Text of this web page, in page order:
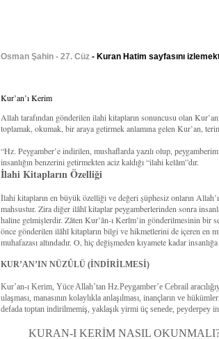
Osman Şahin - 27. Cüz - Kuran Hatim sayfasını
Kur’an’ı Kerim
Allah tarafından gönderilen ilahi kitapların sonuncusu olan
toplamak, okumak, bir araya getirmek anlamına gelen Kur’an,
“Hz. Peygamber’e indirilen, mushaflarda yazılı olup,
insanlığın benzerini getirmekten aciz kaldığı “ilahi kelâm”dır.
İlahi Kitapların Özelliği
İlahi kitapların en büyük özelliği ve değeri şüphesiz onların
mahsustur. Zira diğer ilâhî kitaplar peygamberlerinden sonra
haline gelmişlerdir. Zâten Kur’ân-ı Kerîm’in gönderilmesinin bir
önce gönderilen ilâhî kitapların bilgi ve hikmetlerini de içeren en
muhafazası altındadır. O, hiç değişmeden kıyamete kadar
KUR’AN’IN NÜZÛLÜ (İNDİRİLMESİ)
Kur’an-ı Kerim, Yüce Allah’tan Hz.Peygamber’e Cebrail
ulaşması, manasının kolaylıkla anlaşılması, inançların ve
defada toptan indirilmemiş, yaklaşık yirmi üç senede, peyderpey
KURAN-I KERİM NASIL